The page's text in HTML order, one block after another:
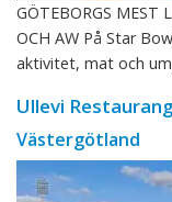
GÖTEBORGS MEST
OCH AW På Star
aktivitet, mat och
Ullevi
Västergötland